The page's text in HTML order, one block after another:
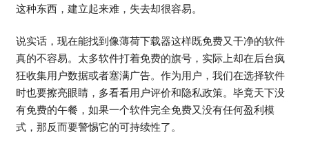
这种东西，建立起来难，失去却很容易。
说实话，现在能找到像薄荷下载器这样既免费又干净的软件
真的不容易。太多软件打着免费的旗号，实际上却在后台疯
狂收集用户数据或者塞满广告。作为用户，我们在选择软件
时也要擦亮眼睛，多看看用户评价和隐私政策。毕竟天下没
有免费的午餐，如果一个软件完全免费又没有任何盈利模
式，那反而要警惕它的可持续性了。